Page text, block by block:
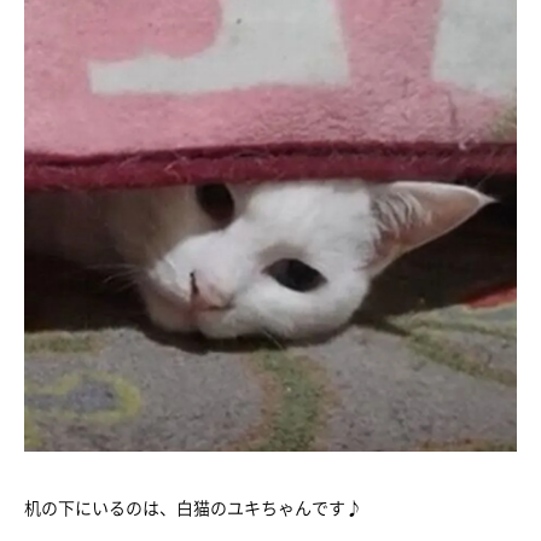
机の下にいるのは、白猫のユキちゃんです♪